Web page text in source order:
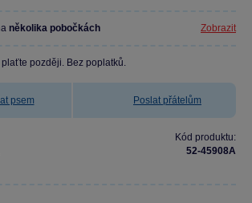
několika pobočkách Zobrazit
později. Bez poplatků.
psem Poslat přátelům
Kód produktu:
52-45908A